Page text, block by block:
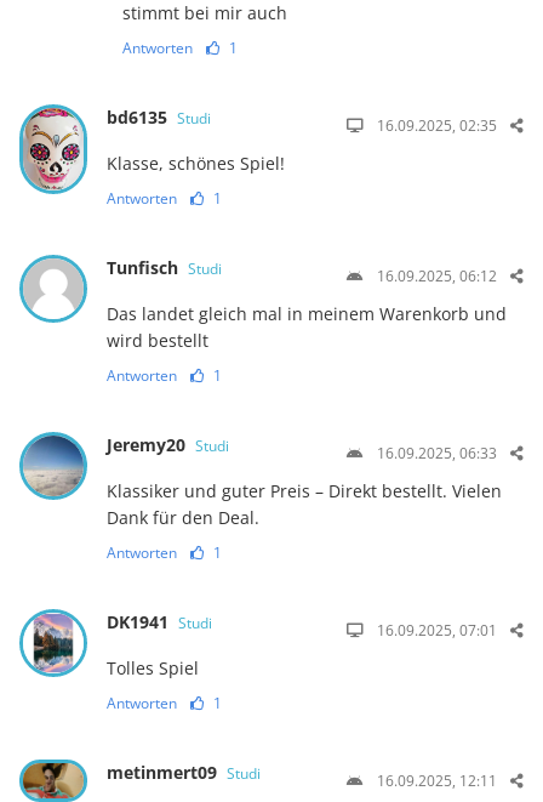
stimmt bei mir auch
Antworten 1
bd6135 Studi 16.09.2025, 02:35
Klasse, schönes Spiel!
Antworten 1
Tunfisch Studi 16.09.2025, 06:12
Das landet gleich mal in meinem Warenkorb und
wird bestellt
Antworten 1
Jeremy20 Studi 16.09.2025, 06:33
Klassiker und guter Preis – Direkt bestellt. Vielen
Dank für den Deal.
Antworten 1
DK1941 Studi 16.09.2025, 07:01
Tolles Spiel
Antworten 1
metinmert09 Studi 16.09.2025, 12:11